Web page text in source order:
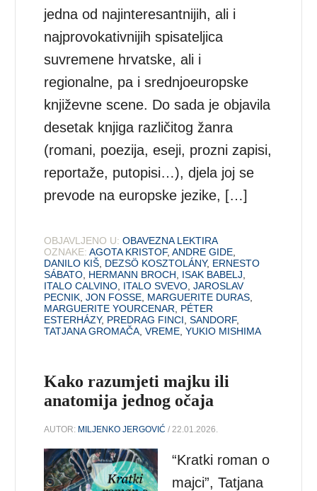
jedna od najinteresantnijih, ali i
najprovokativnijih spisateljica
suvremene hrvatske, ali i
regionalne, pa i srednjoeuropske
književne scene. Do sada je objavila
desetak knjiga različitog žanra
(romani, poezija, eseji, prozni zapisi,
reportaže, putopisi…), djela joj se
prevode na europske jezike, […]
OBJAVLJENO U: OBAVEZNA LEKTIRA
OZNAKE: AGOTA KRISTOF,ANDRE GIDE
DANILO KIŠ DEZSÖ KOSZTOLÁNY, ERNESTO
SÁBATO HERMANN BROCH ISAK BABELJ
ITALO CALVINO ITALO SVEVO ,JAROSLAV
PECNIK ,JON FOSSE MARGUERITE DURAS
MARGUERITE YOURCENAR
PÉTER
ESTERHÁZY, PREDRAG FINCI ,SANDORF,
TATJANA GROMAČA ,VREME ,YUKIO MISHIMA
Kako razumjeti majku ili
anatomija jednog očaja
AUTOR: MILJENKO JERGOVIĆ / 22.01.2026.
“Kratki roman o
majci”, Tatjana